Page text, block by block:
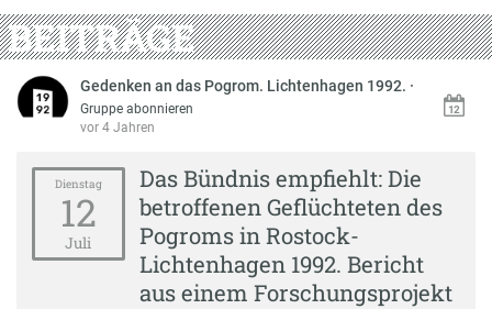
BEITRÄGE
Gedenken an das Pogrom. Lichtenhagen 1992. ·
Gruppe abonnieren
vor 4 Jahren
Dienstag
12
Juli
Das Bündnis empfiehlt: Die
betroffenen Geflüchteten des
Pogroms in Rostock-
Lichtenhagen 1992. Bericht
aus einem Forschungsprojekt